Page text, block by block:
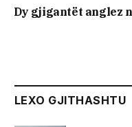
Dy gjigantët anglez
LEXO GJITHASHTU